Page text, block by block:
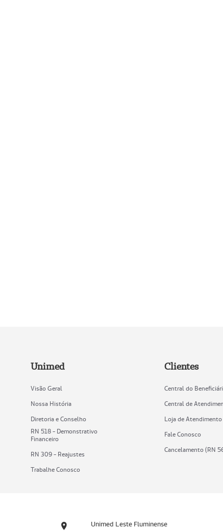
Unimed
Visão Geral
Nossa História
Diretoria e Conselho
RN 518 - Demonstrativo
Financeiro
RN 309 - Reajustes
Trabalhe Conosco
Clientes
Central do
Central de
Loja de Atendimento
Fale Conosco
Cancelamento (RN
Unimed Leste Fluminense